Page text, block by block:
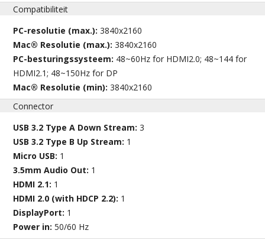
Compatibiliteit
PC-resolutie (max.):3840x2160
Mac® Resolutie (max.):3840x2160
PC-besturingssysteem: 48~60Hz for HDMI2.0; 48~144 for
HDMI2.1; 48~150Hz for DP
Mac® Resolutie (min):3840x2160
Connector
USB 3.2 Type A Down Stream:3
USB 3.2 Type B Up Stream: 1
Micro USB: 1
3.5mm Audio Out: 1
HDMI 2.1: 1
HDMI 2.0 (with HDCP 2.2): 1
DisplayPort: 1
Power in:50/60 Hz